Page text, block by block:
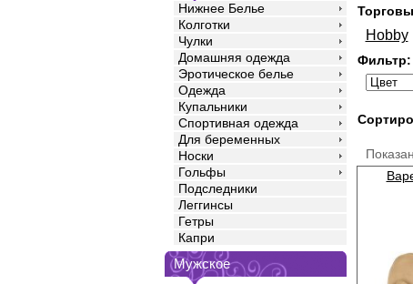
Нижнее Белье
Колготки
Чулки
Домашняя одежда
Эротическое белье
Одежда
Купальники
Спортивная одежда
Для беременных
Носки
Гольфы
Подследники
Леггинсы
Гетры
Капри
Мужское
Hobby
Фильтр: